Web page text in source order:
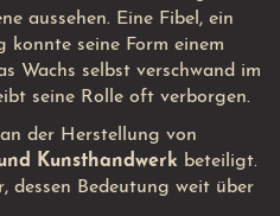
aussehen. Eine Fibel, ein
konnte seine Form einem
Wachs selbst verschwand im
seine Rolle oft verborgen.
der Herstellung von
Kunsthandwerk beteiligt.
dessen Bedeutung weit über